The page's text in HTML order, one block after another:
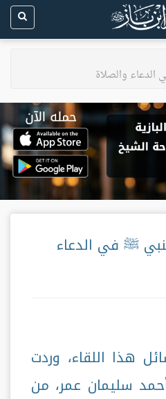
والصلاة
ﷺ في الدعاء
هذا اللقاء، وردت
سليمان عمر، من